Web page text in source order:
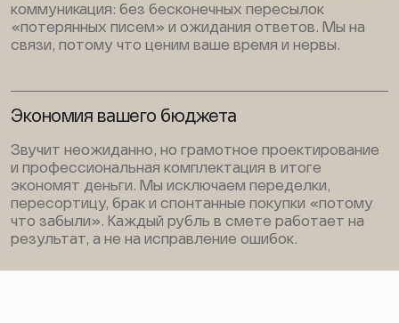
коммуникация: без бесконечных пересылок
«потерянных писем» и ожидания ответов. Мы на
связи, потому что ценим ваше время и нервы.
Экономия вашего бюджета
Звучит неожиданно, но грамотное проектирование
и профессиональная комплектация в итоге
экономят деньги. Мы исключаем переделки,
пересортицу, брак и спонтанные покупки «потому
что забыли». Каждый рубль в смете работает на
результат, а не на исправление ошибок.